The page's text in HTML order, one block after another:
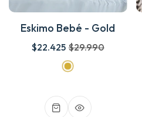
Eskimo Bebé - Gold
$22.425 $29.990